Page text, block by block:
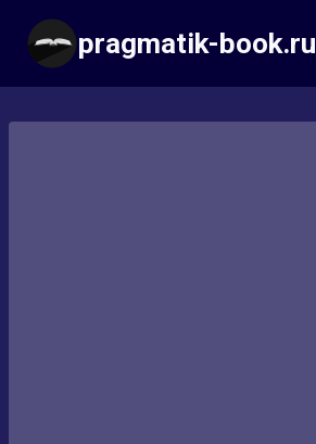
Перейти
содержимому
pragmatik-book.ru